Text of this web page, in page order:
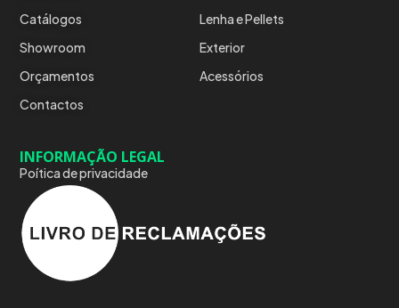
Catálogos
Showroom
Orçamentos
Contactos
Lenha e Pellets
Exterior
Acessórios
INFORMAÇÃO LEGAL
Poítica de privacidade